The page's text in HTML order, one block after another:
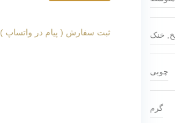
, خنک
چوبی
گرم
ثبت سفارش ( پیام در واتساپ )